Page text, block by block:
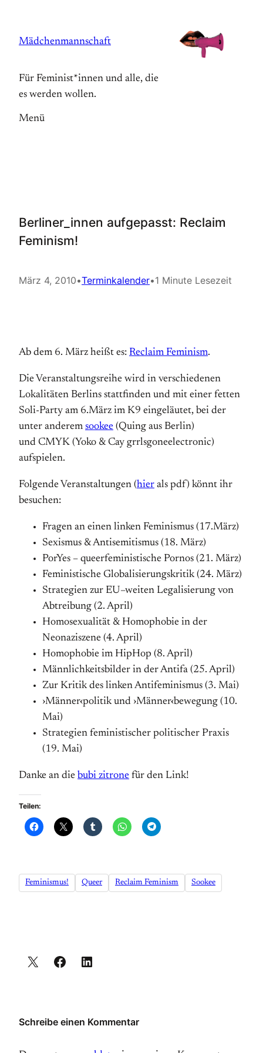
springen
Mädchenmannschaft
Für Feminist*innen und alle, die
es werden wollen.
Menü
Berliner_innen aufgepasst: Reclaim
Feminism!
März 4, 2010•Terminkalender•1 Minute Lesezeit
Ab dem 6. März heißt es: Reclaim Feminism.
Die Veranstaltungsreihe wird in verschiedenen
Lokalitäten Berlins stattfinden und mit einer fetten
Soli-Party am 6.März im K9 eingeläutet, bei der
unter anderem sookee (Quing aus Berlin)
und CMYK (Yoko & Cay grrlsgoneelectronic)
aufspielen.
Folgende Veranstaltungen (hier als pdf) könnt ihr
besuchen:
Fragen an einen linken Feminismus (17.März)
Sexismus & Antisemitismus (18. März)
PorYes – queerfeministische Pornos (21. März)
Feministische Globalisierungskritik (24. März)
Strategien zur EU–weiten Legalisierung von
Abtreibung (2. April)
Homosexualität & Homophobie in der
Neonaziszene (4. April)
Homophobie im HipHop (8. April)
Männlichkeitsbilder in der Antifa (25. April)
Zur Kritik des linken Antifeminismus (3. Mai)
›Männer‹politik und ›Männer‹bewegung (10.
Mai)
Strategien feministischer politischer Praxis
(19. Mai)
Danke an die bubi zitrone für den Link!
Teilen:
Feminismus! Queer Reclaim Feminism Sookee
Schreibe einen Kommentar